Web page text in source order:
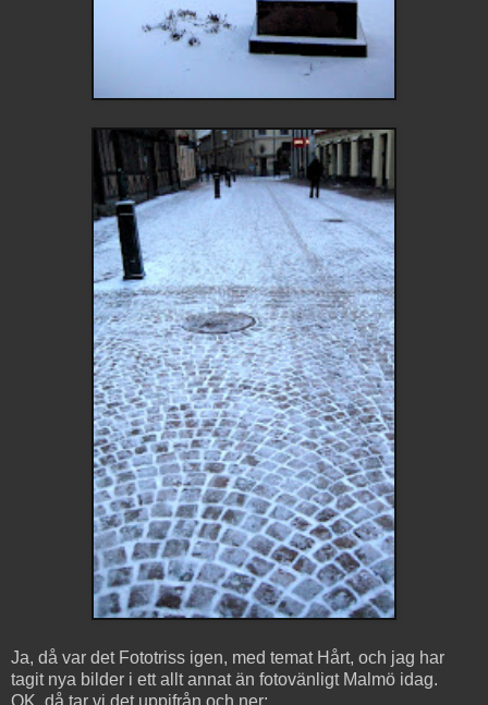
Ja, då var det Fototriss igen, med temat Hårt, och jag har
tagit nya bilder i ett allt annat än fotovänligt Malmö idag.
OK, då tar vi det uppifrån och ner: